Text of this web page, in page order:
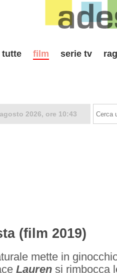
tutte film serie tv
2026, ore 10:43
(film 2019)
mette in
Lauren si rimbocca